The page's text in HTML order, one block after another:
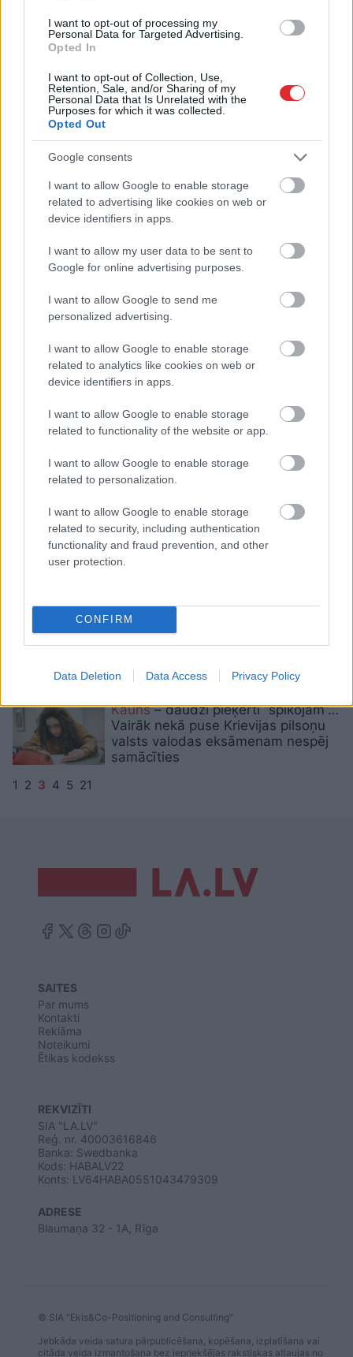
I want to opt-out of processing my
Personal Data for Targeted Advertising.
Opted In
I want to opt-out of Collection, Use,
Retention, Sale, and/or Sharing of my
Personal Data that Is Unrelated with the
Purposes for which it was collected.
Opted Out
Google consents
I want to allow Google to enable storage
related to advertising like cookies on web or
device identifiers in apps.
I want to allow my user data to be sent to
Google for online advertising purposes.
I want to allow Google to send me
personalized advertising.
I want to allow Google to enable storage
related to analytics like cookies on web or
device identifiers in apps.
I want to allow Google to enable storage
related to functionality of the website or app.
I want to allow Google to enable storage
related to personalization.
I want to allow Google to enable storage
related to security, including authentication
functionality and fraud prevention, and other
user protection.
CONFIRM
Data Deletion Data Access Privacy Policy
3 latviešu valodā izplatītas kļūdas,
izvairīties
“Tā vienmēr ir bijusi Baltijas valstu
pamatīgi samulsinājis tiktokeri
“Es nesaprotu, ko viņš runā!”
Sieviete un policists strīdas par
kuram ir taisnība?
izglītības sistēmas realitāti:
“Ģimenē visi, kas mācās skolās,
VIDEO. Kuram sanāca vislabāk?
mēles mežģus
Kartīte vai kartiņa? Valodas pratēji
aizkaitināti par frāzi, kas regulāri
“Gadījāsčē pē!” Noskaidrojam, ko
īsti nozīmē šis burtu salikums – “čē
1332
labprātīgi pamest Latviju? Tik
valodas pārbaudei
Kauns– daudzi pieķerti “špikojam”…
Vairāk nekā puse Krievijas pilsoņu
valsts valodas eksāmenam nespēj
samācīties
1 2 3 4 5 21
SAITES
Par mums
Kontakti
Reklāma
Noteikumi
Ētikas kodekss
REKVIZĪTI
SIA "LA.LV"
Reģ. nr. 40003616846
Banka: Swedbanka
Kods: HABALV22
Konts: LV64HABA0551043479309
ADRESE
Blaumaņa 32 - 1A, Rīga
© SIA "Ekis&Co-Positioning and Consulting"
Jebkāda veida satura pārpublicēšana, kopēšana, izplatīšana vai
citāda veida izmantošana bez iepriekšējas rakstiskas atļaujas no
Atcelt Ziņot